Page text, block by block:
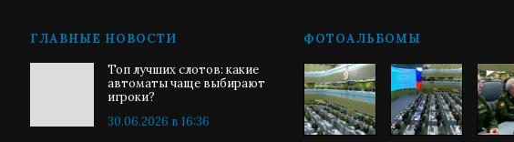
ГЛАВНЫЕ НОВОСТИ
Топ лучших слотов: какие
автоматы чаще выбирают
игроки?
30.06.2026 в 16:36
ФОТОАЛЬБОМЫ